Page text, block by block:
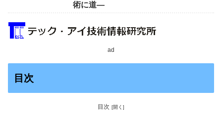
術に道―
ad
目次
目次